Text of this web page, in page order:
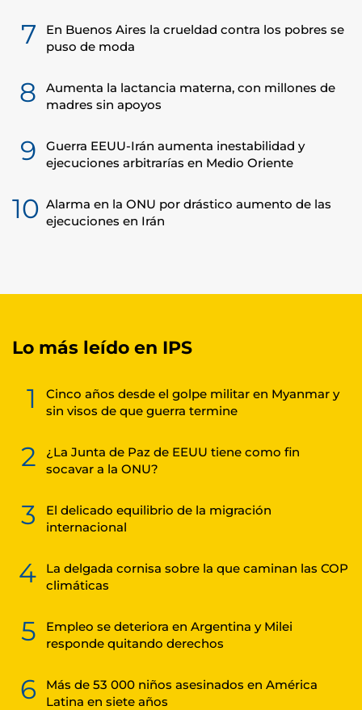
7
En Buenos Aires la crueldad contra los pobres se
puso de moda
8
Aumenta la lactancia materna, con millones de
madres sin apoyos
9
Guerra EEUU-Irán aumenta inestabilidad y
ejecuciones arbitrarías en Medio Oriente
10 Alarma en la ONU por drástico aumento de las
ejecuciones en Irán
Lo más leído en IPS
1
Cinco años desde el golpe militar en Myanmar y
sin visos de que guerra termine
2
¿La Junta de Paz de EEUU tiene como fin
socavar a la ONU?
3
El delicado equilibrio de la migración
internacional
4
La delgada cornisa sobre la que caminan las COP
climáticas
5
Empleo se deteriora en Argentina y Milei
responde quitando derechos
6
Más de 53 000 niños asesinados en América
Latina en siete años